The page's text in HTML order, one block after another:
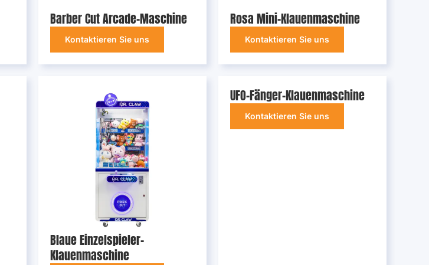
Barber Cut Arcade-Maschine
Kontaktieren Sie uns
Rosa Mini-Klauenmaschine
Kontaktieren Sie uns
Blaue Einzelspieler-
Klauenmaschine
UFO-Fänger-Klauenmaschine
Kontaktieren Sie uns